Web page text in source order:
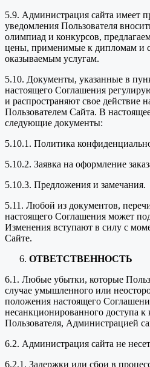
5.9. Администрация сайта имеет
уведомления Пользователя
олимпиад и конкурсов,
цены, применимые к дипломам и
оказываемым услугам.
5.10. Документы, указанные в
настоящего Соглашения
и распространяют свое действие
Пользователем Сайта. В
следующие документы:
5.10.1. Политика
5.10.2. Заявка на оформление
5.10.3. Предложения и замечания.
5.11. Любой из документов,
настоящего Соглашения может
Изменения вступают в силу с
Сайте.
ОТВЕТСТВЕННОСТЬ
6.1. Любые убытки, которые
случае умышленного или
положения настоящего
несанкционированного доступа
Пользователя, Администрацией
6.2. Администрация сайта не
6.2.1. Задержки или сбои в